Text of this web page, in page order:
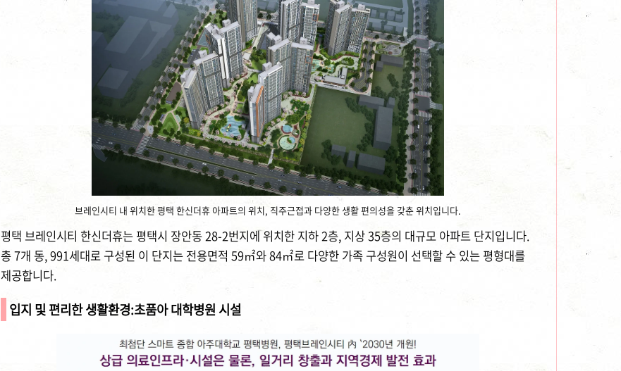
브레인시티 내 위치한 평택 한신더휴 아파트의 위치, 직주근접과 다양한 생활 편의성을 갖춘 위치입니다.
평택 브레인시티 한신더휴는 평택시 장안동 28-2번지에 위치한 지하 2층, 지상 35층의 대규모 아파트 단지입니다.
총 7개 동, 991세대로 구성된 이 단지는 전용면적 59㎡와 84㎡로 다양한 가족 구성원이 선택할 수 있는 평형대를
제공합니다.
입지 및 편리한 생활환경:초품아대학병원 시설